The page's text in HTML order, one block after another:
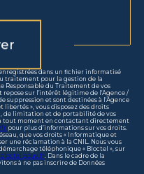
dans un fichier informatisé
traitement pour la gestion de la
Responsable du Traitement de vos
repose sur l'intérêt légitime de l'Agence /
suppression et sont destinées à l'Agence
libertés », vous disposez des droits
de limitation et de portabilité de vos
tout moment en contactant directement
fr pour plus d’informations sur vos droits.
que vos droits « Informatique et
une réclamation à la CNIL. Nous vous
téléphonique « Bloctel », sur
. Dans le cadre de la
à ne pas inscrire de Données